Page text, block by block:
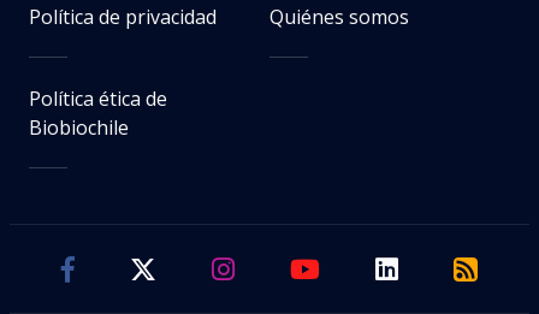
Política de privacidad Quiénes somos
Política ética de
Biobiochile